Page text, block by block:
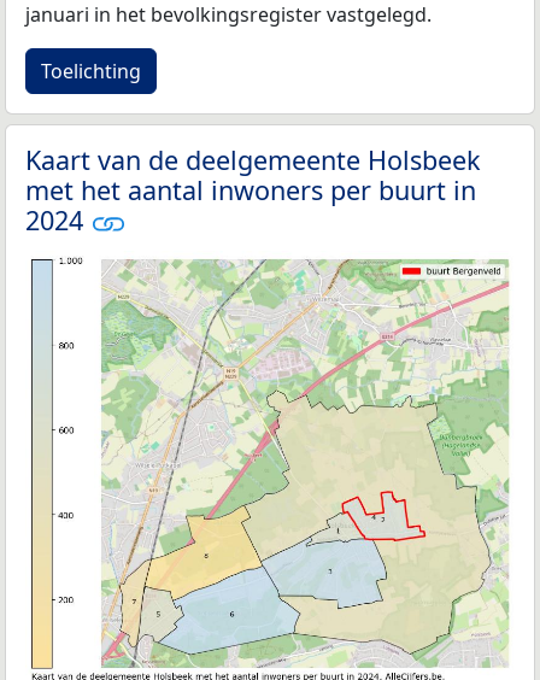
januari in het bevolkingsregister vastgelegd.
Toelichting
Kaart van de deelgemeente Holsbeek
met het aantal inwoners per buurt in
2024